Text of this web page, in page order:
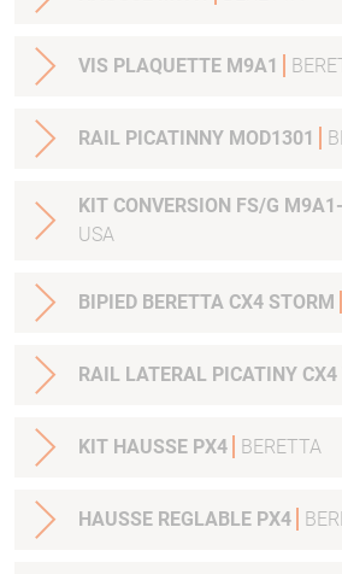
VIS PLAQUETTE M9A1
RAIL PICATINNY MOD1301
KIT CONVERSION FS/G
USA
BIPIED BERETTA CX4 STORM
RAIL LATERAL PICATINY
KIT HAUSSE PX4 BERETTA
HAUSSE REGLABLE PX4